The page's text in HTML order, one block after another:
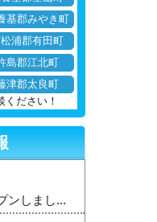
基郡みやき町
浦郡有田町
島郡江北町
津郡太良町
ください！
ンしまし...